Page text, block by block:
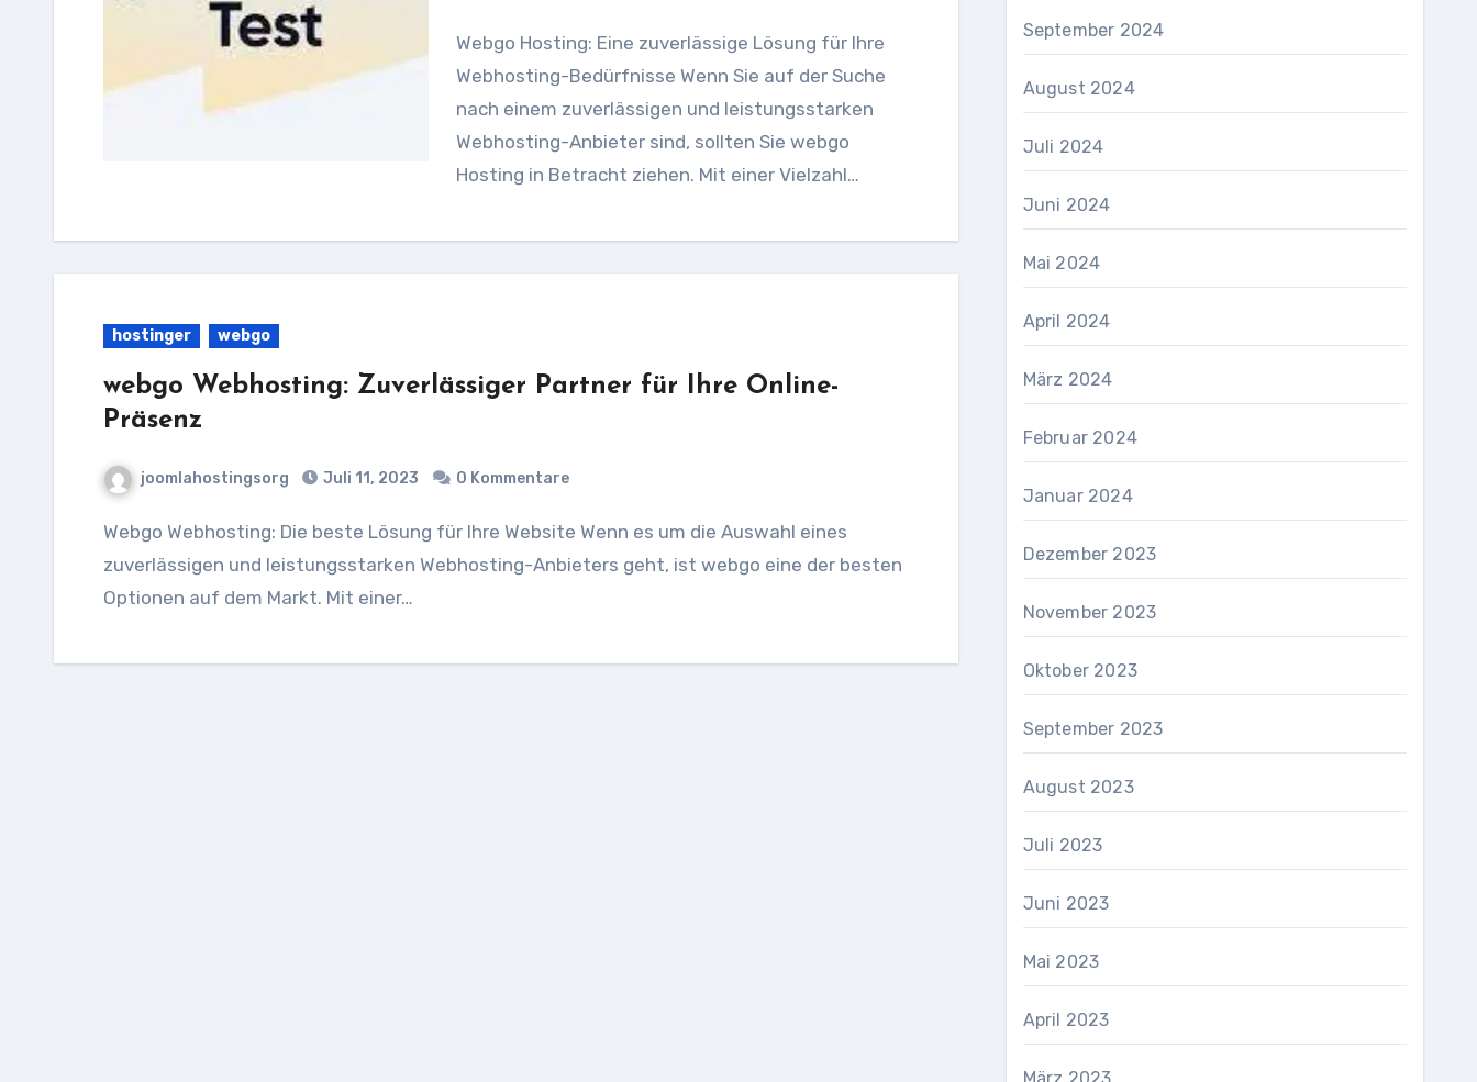
Webgo Hosting: Eine zuverlässige Lösung für Ihre
Webhosting-Bedürfnisse Wenn Sie auf der Suche
nach einem zuverlässigen und leistungsstarken
Webhosting-Anbieter sind, sollten Sie webgo
Hosting in Betracht ziehen. Mit einer Vielzahl…
hostinger webgo
webgo Webhosting: Zuverlässiger Partner für Ihre Online-
Präsenz
joomlahostingsorg Juli 11, 2023 0 Kommentare
Webgo Webhosting: Die beste Lösung für Ihre Website Wenn es um die Auswahl eines
zuverlässigen und leistungsstarken Webhosting-Anbieters geht, ist webgo eine der besten
Optionen auf dem Markt. Mit einer…
September 2024
August 2024
Juli 2024
Juni 2024
Mai 2024
April 2024
März 2024
Februar 2024
Januar 2024
Dezember 2023
November 2023
Oktober 2023
September 2023
August 2023
Juli 2023
Juni 2023
Mai 2023
April 2023